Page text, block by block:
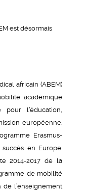
est désormais
africain (ABEM)
académique
pour l’éducation,
européenne.
Erasmus-
en Europe.
2014-2017 de la
de mobilité
l’enseignement